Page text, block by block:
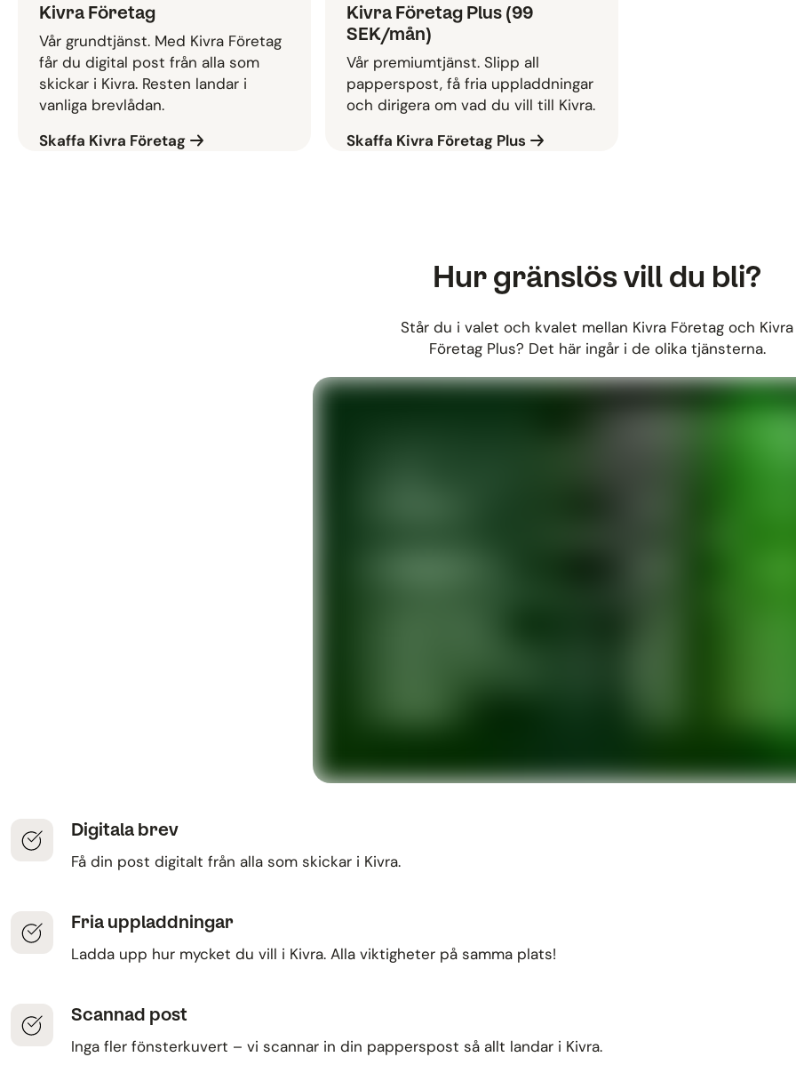
Kivra Företag
Vår grundtjänst. Med Kivra Företag
får du digital post från alla som
skickar i Kivra. Resten landar i
vanliga brevlådan.
Skaffa Kivra Företag
Kivra Företag Plus (99
SEK/mån)
Vår premiumtjänst. Slipp all
papperspost, få fria uppladdningar
och dirigera om vad du vill till Kivra.
Skaffa Kivra Företag Plus
Hur gränslös vill du bli?
Står du i valet och kvalet mellan Kivra Företag och Kivra
Företag Plus? Det här ingår i de olika tjänsterna.
Digitala brev
Få din post digitalt från alla som skickar i Kivra.
Fria uppladdningar
Ladda upp hur mycket du vill i Kivra. Alla viktigheter på samma plats!
Scannad post
Inga fler fönsterkuvert – vi scannar in din papperspost så allt landar i Kivra.